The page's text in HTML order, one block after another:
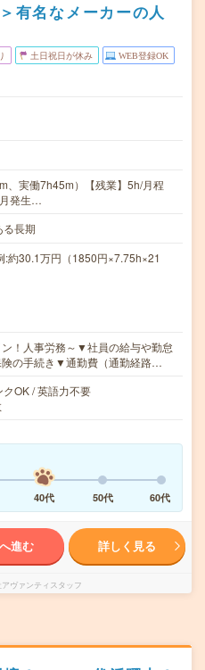
有名なメーカーの人
土日祝日が休み WEB登録OK
、実働7h45m）【残業】5h/月程
発生…
長期
30.1万円（1850円×7.75h×21
！人事労務～▼社員の給与や勤怠
の手続き▼通勤費（通勤経路…
OK / 英語力不要
40代 50代 60代
進む 詳しく見る
ヴァンティスタッフ